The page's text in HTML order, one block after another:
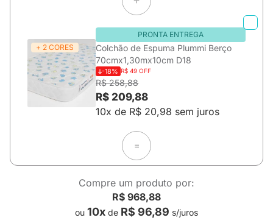
+ 2 CORES
PRONTA ENTREGA
Colchão de Espuma Plummi Berço
70cmx1,30mx10cm D18
-18% R$ 49 OFF
R$ 258,88
R$ 209,88
10x de R$ 20,98 sem juros
=
Compre um produto por:
R$ 968,88
ou 10x de R$ 96,89 s/juros